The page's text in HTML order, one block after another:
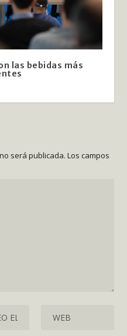
las bebidas más
será publicada. Los campos